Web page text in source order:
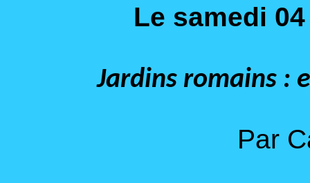
Le samedi
Jardins romains :
Par